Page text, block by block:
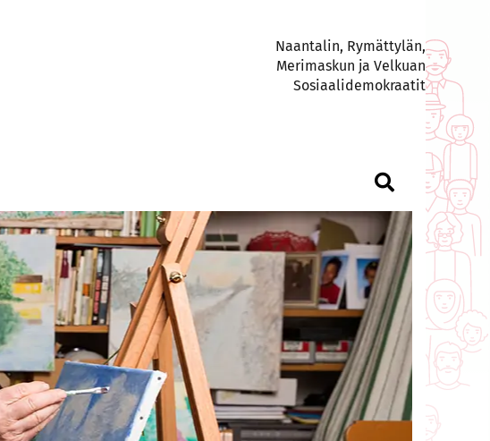
Naantalin, Rymättylän,
Merimaskun ja Velkuan
Sosiaalidemokraatit